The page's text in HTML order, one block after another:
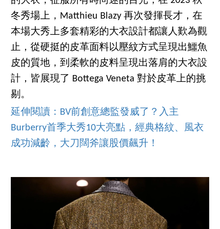
冬秀場上，Matthieu Blazy 再次發揮長才，在
本場大秀上多套精彩的大衣設計都讓人歎為觀
止，從硬挺的皮革面料以壓紋方式呈現出鱷魚
皮的質地，到柔軟的皮料呈現出落肩的大衣設
計，皆展現了 Bottega Veneta 對於皮革上的挑
剔。
延伸閱讀：BV前創意總監發威了？入主
Burberry首季大秀10大亮點，經典格紋、風衣
成功減齡，大刀闊斧讓股價飆升！